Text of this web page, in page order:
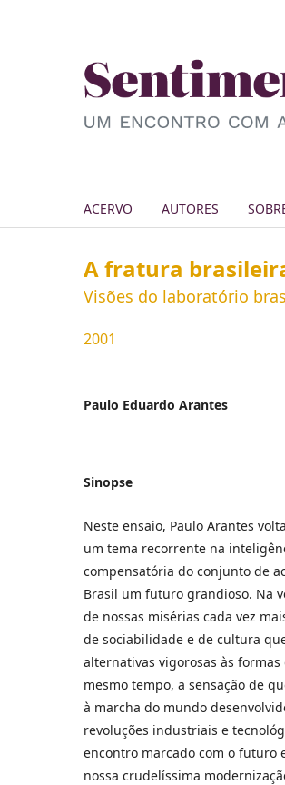
ACERVO AUTORES
A fratura
Visões do laboratório
2001
Paulo Eduardo Arantes
Sinopse
Neste ensaio, Paulo Arantes
um tema recorrente na
compensatória do conjunto de
Brasil um futuro grandioso. Na
de nossas misérias cada vez
de sociabilidade e de cultura
alternativas vigorosas às
mesmo tempo, a sensação de
à marcha do mundo
revoluções industriais e
encontro marcado com o futuro
nossa crudelíssima